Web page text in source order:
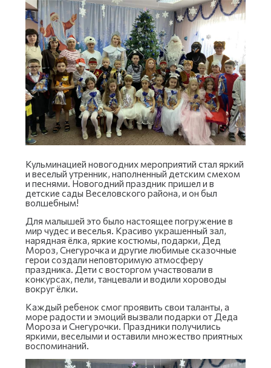
Кульминацией новогодних мероприятий стал яркий
и веселый утренник, наполненный детским смехом
и песнями. Новогодний праздник пришел и в
детские сады Веселовского района, и он был
волшебным!
Для малышей это было настоящее погружение в
мир чудес и веселья. Красиво украшенный зал,
нарядная ёлка, яркие костюмы, подарки, Дед
Мороз, Снегурочка и другие любимые сказочные
герои создали неповторимую атмосферу
праздника. Дети с восторгом участвовали в
конкурсах, пели, танцевали и водили хороводы
вокруг ёлки.
Каждый ребенок смог проявить свои таланты, а
море радости и эмоций вызвали подарки от Деда
Мороза и Снегурочки. Праздники получились
яркими, веселыми и оставили множество приятных
воспоминаний.